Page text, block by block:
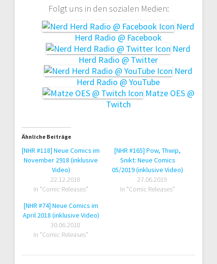
Folgt uns in den sozialen Medien:
Nerd
Herd Radio @ Facebook
Nerd
Herd Radio @ Twitter
Nerd
Herd Radio @ YouTube
Matze OES @
Twitch
Ähnliche Beiträge
[NHR #118] Neue Comics im
November 2918 (inklusive
Video)
22.12.2018
In "Comic Releases"
[NHR #165] Pow, Thwip,
Snikt: Neue Comics
05/2019 (inklusive Video)
27.06.2019
In "Comic Releases"
[NHR #74] Neue Comics im
April 2018 (inklusive Video)
30.06.2018
In "Comic Releases"